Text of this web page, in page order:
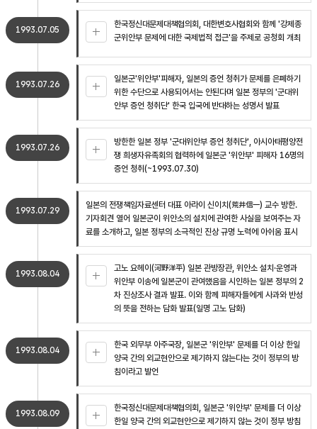
1993.07.05
한국정신대문제대책협의회, 대한변호사협회와 함께 '강제종
군위안부 문제에 대한 국제법적 접근'을 주제로 공청회 개최
1993.07.26
일본군'위안부'피해자, 일본의 증언 청취가 문제를 은폐하기
위한 수단으로 사용되어서는 안된다며 일본 정부의 '군대위
안부 증언 청취단' 한국 입국에 반대하는 성명서 발표
1993.07.26
방한한 일본 정부 '군대위안부 증언 청취단', 아시아태평양전
쟁 희생자유족회의 협력하에 일본군 '위안부' 피해자 16명의
증언 청취(~1993.07.30)
1993.07.29
일본의 전쟁책임자료센터 대표 아라이 신이치(荒井信一) 교수 방한.
기자회견 열어 일본군이 위안소의 설치에 관여한 사실을 보여주는 자
료를 소개하고, 일본 정부의 소극적인 진상 규명 노력에 아쉬움 표시
1993.08.04
고노 요헤이(河野洋平) 일본 관방장관, 위안소 설치·운영과
위안부 이송에 일본군이 관여했음을 시인하는 일본 정부의 2
차 진상조사 결과 발표. 이와 함께 피해자들에게 사과와 반성
의 뜻을 전하는 담화 발표(일명 고노 담화)
1993.08.04
한국 외무부 아주국장, 일본군 '위안부' 문제를 더 이상 한일
양국 간의 외교현안으로 제기하지 않는다는 것이 정부의 방
침이라고 발언
1993.08.09
한국정신대문제대책협의회, 일본군 '위안부' 문제를 더 이상
한일 양국 간의 외교현안으로 제기하지 않는 것이 정부 방침